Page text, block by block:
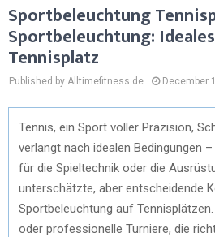
Sportbeleuchtung
Sportbeleuchtung:
Tennisplatz
Published by Alltimefitness.de December
Tennis, ein Sport voller Präzision,
verlangt nach idealen Bedingungen
für die Spieltechnik oder die
unterschätzte, aber entscheidende
Sportbeleuchtung auf
oder professionelle Turniere, die